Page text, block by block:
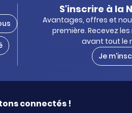
S'inscrire à la
Avantages, offres et
première. Recevez
avant tout le
Je
connectés !